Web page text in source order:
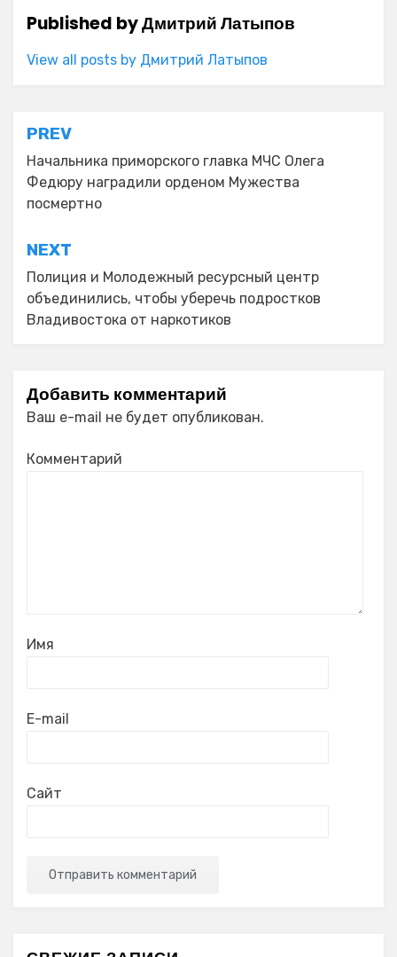
Published byДмитрий Латыпов
View all posts by Дмитрий Латыпов
Навигация
по
записям
PREV
Начальника приморского главка МЧС Олега
Федюру наградили орденом Мужества
посмертно
NEXT
Полиция и Молодежный ресурсный центр
объединились, чтобы уберечь подростков
Владивостока от наркотиков
Добавить комментарий
Ваш e-mail не будет опубликован.
Комментарий
Имя
E-mail
Сайт